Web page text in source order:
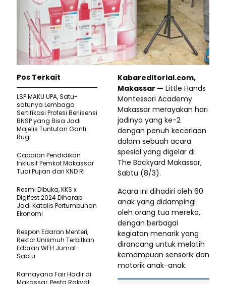
Kabareditorial.com,
Makassar — Little Hands
Montessori Academy
Makassar merayakan hari
jadinya yang ke-2
dengan penuh keceriaan
dalam sebuah acara
spesial yang digelar di
The Backyard Makassar,
Sabtu (8/3).
Acara ini dihadiri oleh 60
anak yang didampingi
oleh orang tua mereka,
dengan berbagai
kegiatan menarik yang
dirancang untuk melatih
kemampuan sensorik dan
motorik anak-anak.
Pos Terkait
LSP MAKU UPA, Satu-
satunya Lembaga
Sertifikasi Profesi Berlisensi
BNSP yang Bisa Jadi
Majelis Tuntutan Ganti
Rugi
Capaian Pendidikan
Inklusif Pemkot Makassar
Tuai Pujian dari KND RI
Resmi Dibuka, KKS x
Digifest 2024 Diharap
Jadi Katalis Pertumbuhan
Ekonomi
Respon Edaran Menteri,
Rektor Unismuh Terbitkan
Edaran WFH Jumat-
Sabtu
Ramayana Fair Hadir di
Makassar, Pesta Rakyat